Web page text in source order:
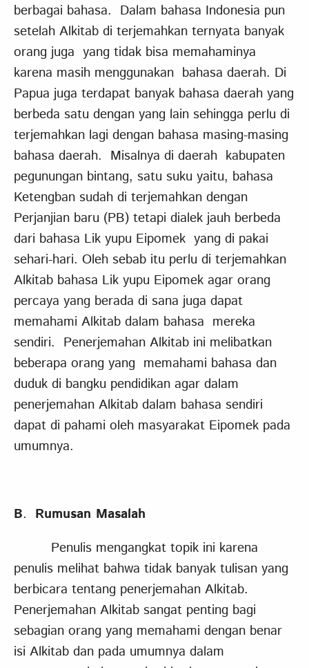
berbagai bahasa. Dalam bahasa Indonesia pun
setelah Alkitab di terjemahkan ternyata banyak
orang juga yang tidak bisa memahaminya
karena masih menggunakan bahasa daerah. Di
Papua juga terdapat banyak bahasa daerah yang
berbeda satu dengan yang lain sehingga perlu di
terjemahkan lagi dengan bahasa masing-masing
bahasa daerah. Misalnya di daerah kabupaten
pegunungan bintang, satu suku yaitu, bahasa
Ketengban sudah di terjemahkan dengan
Perjanjian baru (PB) tetapi dialek jauh berbeda
dari bahasa Lik yupu Eipomek yang di pakai
sehari-hari. Oleh sebab itu perlu di terjemahkan
Alkitab bahasa Lik yupu Eipomek agar orang
percaya yang berada di sana juga dapat
memahami Alkitab dalam bahasa mereka
sendiri. Penerjemahan Alkitab ini melibatkan
beberapa orang yang memahami bahasa dan
duduk di bangku pendidikan agar dalam
penerjemahan Alkitab dalam bahasa sendiri
dapat di pahami oleh masyarakat Eipomek pada
umumnya.
B. Rumusan Masalah
Penulis mengangkat topik ini karena
penulis melihat bahwa tidak banyak tulisan yang
berbicara tentang penerjemahan Alkitab.
Penerjemahan Alkitab sangat penting bagi
sebagian orang yang memahami dengan benar
isi Alkitab dan pada umumnya dalam